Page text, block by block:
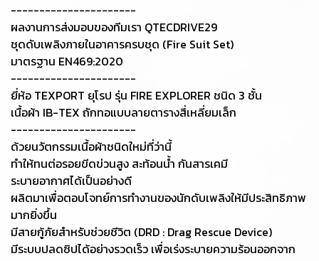
----------------------
ผลงานการส่งมอบของทีมเรา QTECDRIVE29
ชุดดับเพลิงภายในอาคารครบชุด (Fire Suit Set)
มาตรฐาน EN469:2020
----------------------
ยี่ห้อ TEXPORT ยุโรป รุ่น FIRE EXPLORER ชนิด 3 ชั้น
เนื้อผ้า IB-TEX ถักทอแบบลายตารางสี่เหลี่ยมเล็ก
----------------------
ด้วยนวัตกรรมเนื้อผ้าชนิดใหม่ที่ว่านี้
ทำให้ทนต่อรอยขีดข่วนสูง สะท้อนน้ำ กันสารเคมี
ระบายอากาศได้เป็นอย่างดี
ผลิตมาเพื่อตอบโจทย์การทำงานของนักดับเพลิงให้มีประสิทธิภาพ
มากยิ่งขึ้น
มีสายกู้ภัยสำหรับช่วยชีวิต (DRD : Drag Rescue Device)
มีระบบปลดซิปได้อย่างรวดเร็ว เพื่อเร่งระบายความร้อนออกจาก